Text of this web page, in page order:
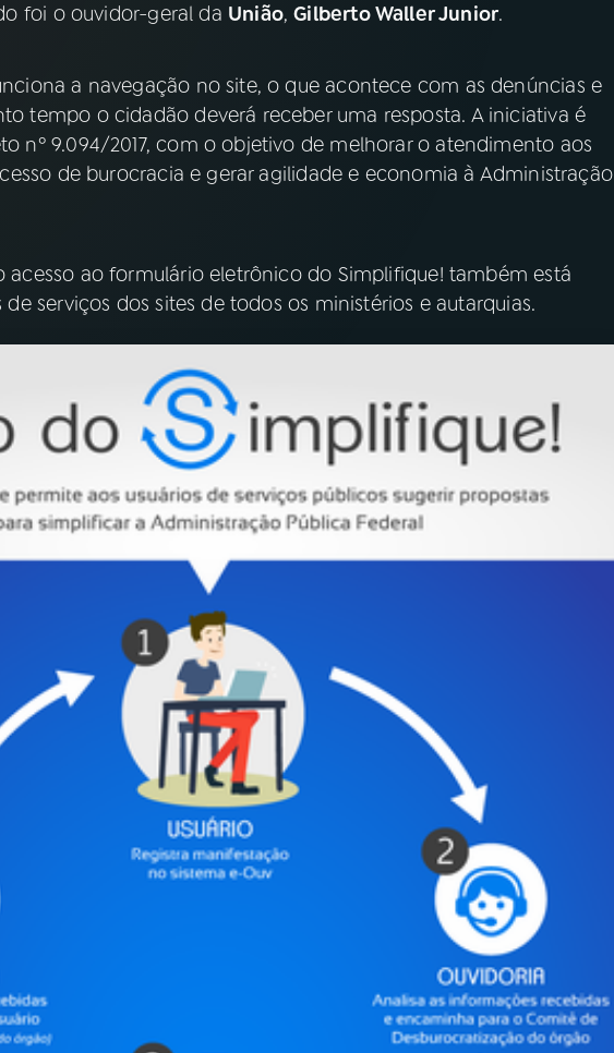
foi o ouvidor-geral da União,Gilberto Waller Junior.
a navegação no site, o que acontece com as denúncias e
tempo o cidadão deverá receber uma resposta. A iniciativa é
nº 9.094/2017, com o objetivo de melhorar o atendimento aos
de burocracia e gerar agilidade e economia à Administração
acesso ao formulário eletrônico do Simplifique! também está
serviços dos sites de todos os ministérios e autarquias.